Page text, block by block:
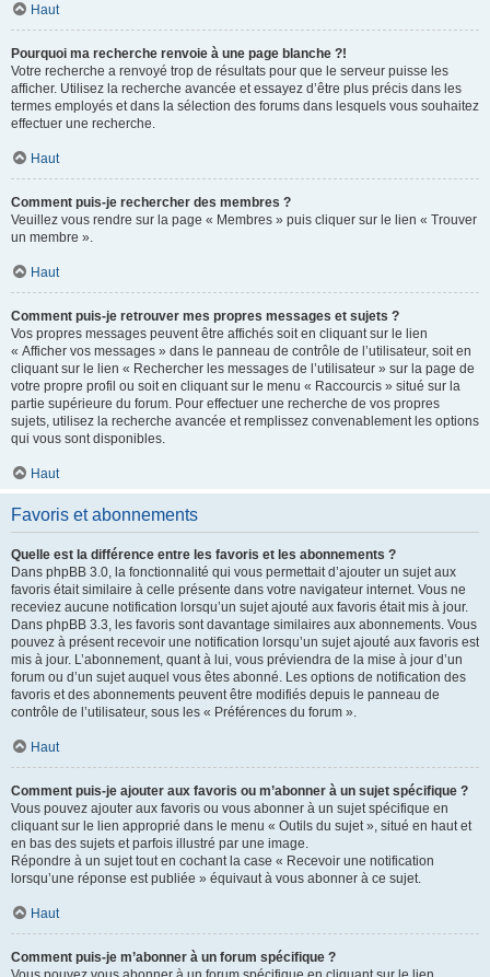
Haut
Pourquoi ma recherche renvoie à une page blanche ?!
Votre recherche a renvoyé trop de résultats pour que le serveur puisse les
afficher. Utilisez la recherche avancée et essayez d’être plus précis dans les
termes employés et dans la sélection des forums dans lesquels vous souhaitez
effectuer une recherche.
Haut
Comment puis-je rechercher des membres ?
Veuillez vous rendre sur la page « Membres » puis cliquer sur le lien « Trouver
un membre ».
Haut
Comment puis-je retrouver mes propres messages et sujets ?
Vos propres messages peuvent être affichés soit en cliquant sur le lien
« Afficher vos messages » dans le panneau de contrôle de l’utilisateur, soit en
cliquant sur le lien « Rechercher les messages de l’utilisateur » sur la page de
votre propre profil ou soit en cliquant sur le menu « Raccourcis » situé sur la
partie supérieure du forum. Pour effectuer une recherche de vos propres
sujets, utilisez la recherche avancée et remplissez convenablement les options
qui vous sont disponibles.
Haut
Favoris et abonnements
Quelle est la différence entre les favoris et les abonnements ?
Dans phpBB 3.0, la fonctionnalité qui vous permettait d’ajouter un sujet aux
favoris était similaire à celle présente dans votre navigateur internet. Vous ne
receviez aucune notification lorsqu’un sujet ajouté aux favoris était mis à jour.
Dans phpBB 3.3, les favoris sont davantage similaires aux abonnements. Vous
pouvez à présent recevoir une notification lorsqu’un sujet ajouté aux favoris est
mis à jour. L’abonnement, quant à lui, vous préviendra de la mise à jour d’un
forum ou d’un sujet auquel vous êtes abonné. Les options de notification des
favoris et des abonnements peuvent être modifiés depuis le panneau de
contrôle de l’utilisateur, sous les « Préférences du forum ».
Haut
Comment puis-je ajouter aux favoris ou m’abonner à un sujet spécifique ?
Vous pouvez ajouter aux favoris ou vous abonner à un sujet spécifique en
cliquant sur le lien approprié dans le menu « Outils du sujet », situé en haut et
en bas des sujets et parfois illustré par une image.
Répondre à un sujet tout en cochant la case « Recevoir une notification
lorsqu’une réponse est publiée » équivaut à vous abonner à ce sujet.
Haut
Comment puis-je m’abonner à un forum spécifique ?